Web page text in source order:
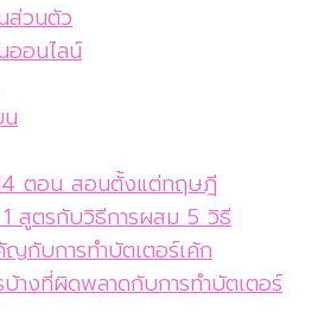
ส่วนตัว
ออนไลน์
น
ตอน สอนตั้งแต่ทฤษฎี
สูตรกับวิธีการผสม 5 วิธี
กับการทำบัตเตอร์เค้ก
บ้างที่ผิดพลาดกับการทำบัตเตอร์